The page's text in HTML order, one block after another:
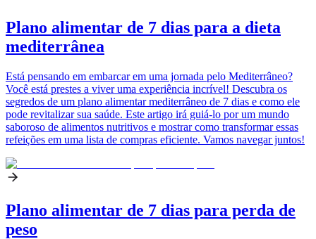
Plano alimentar de 7 dias para a dieta
mediterrânea
Está pensando em embarcar em uma jornada pelo Mediterrâneo?
Você está prestes a viver uma experiência incrível! Descubra os
segredos de um plano alimentar mediterrâneo de 7 dias e como ele
pode revitalizar sua saúde. Este artigo irá guiá-lo por um mundo
saboroso de alimentos nutritivos e mostrar como transformar essas
refeições em uma lista de compras eficiente. Vamos navegar juntos!
Plano alimentar de 7 dias para perda de
peso